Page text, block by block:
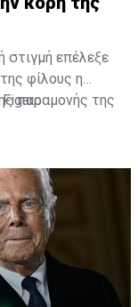
στιγμή επέλεξε
φίλους η
παραμονής της
σε ένα
ξεχωριστή
Figaro